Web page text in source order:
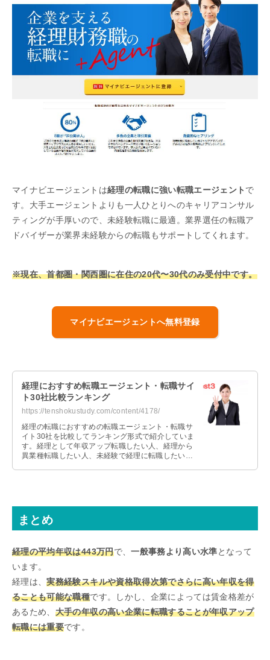
マイナビエージェントは経理の転職に強い転職エージェント で
す。大手エージェントよりも一人ひとりへのキャリアコンサル
ティングが手厚いので、未経験転職に最適。業界選任の転職ア
ドバイザーが業界未経験からの転職もサポートしてくれます。
※現在、首都圏・関西圏に在住の20代〜30代のみ受付中です。
マイナビエージェントへ無料登録
経理におすすめ転職エージェント・転職サイ
ト30社比較ランキング
https://tenshokustudy.com/content/4178/
経理の転職におすすめの転職エージェント・転職サ
イト30社を比較してランキング形式で紹介していま
す。経理として年収アップ転職したい人、経理から
異業種転職したい人、未経験で経理に転職したい人
まとめ
経理の平均年収は443万円で、一般事務より高い水準となって
います。
経理は、実務経験スキルや資格取得次第でさらに高い年収を得
ることも可能な職種です。しかし、企業によっては賃金格差が
あるため、 大手の年収の高い企業に転職することが年収アップ
転職には重要です。